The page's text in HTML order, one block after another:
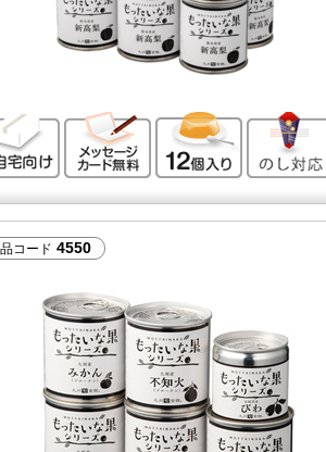
ご自宅向け メッセージカード無料
12個入り
コード 4550